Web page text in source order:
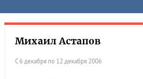
Михаил Астапов
С 6 декабря по 12 декабря 2006